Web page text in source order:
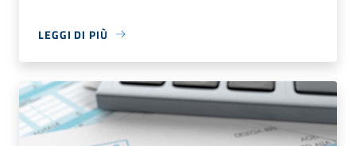
LEGGI DI PIÙ